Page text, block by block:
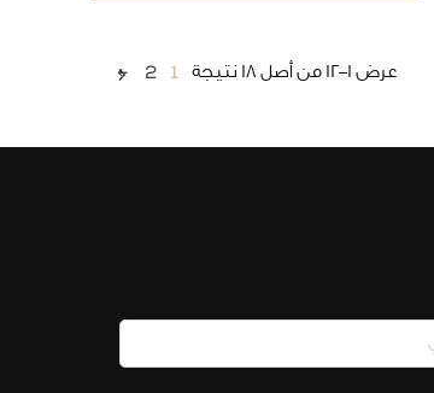
عرض 1–12 من أصل 18 نتيجة 1
2
←